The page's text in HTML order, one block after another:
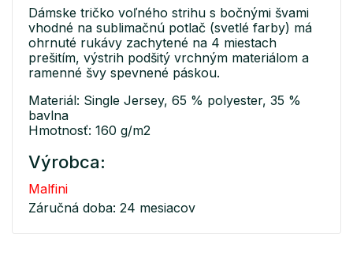
Dámske tričko voľného strihu s bočnými švami
vhodné na sublimačnú potlač (svetlé farby) má
ohrnuté rukávy zachytené na 4 miestach
prešitím, výstrih podšitý vrchným materiálom a
ramenné švy spevnené páskou.
Materiál: Single Jersey, 65 % polyester, 35 %
bavlna
Hmotnosť: 160 g/m2
Výrobca:
Malfini
Záručná doba: 24 mesiacov